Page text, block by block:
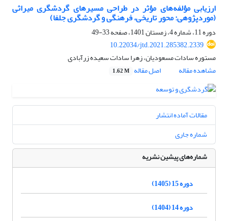
ارزیابی مؤلفه‌های مؤثر در طراحی مسیرهای گردشگری میراثی
(موردپژوهی: محور تاریخی، فرهنگی و گردشگری جلفا)
دوره 11، شماره 4، زمستان 1401، صفحه
33-49
10.22034/jtd.2021.285382.2339
مستوره سادات مسعودیان، زهرا سادات سعیده زرآبادی
مشاهده مقاله
اصل مقاله 1.62 M
مقالات آماده انتشار
شماره جاری
شماره‌های پیشین نشریه
دوره 15 (1405)
دوره 14 (1404)